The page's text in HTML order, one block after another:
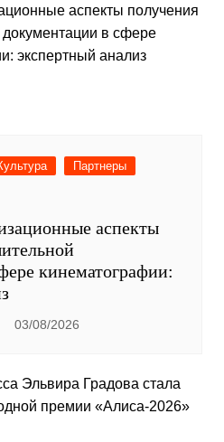
Партнеры
аспекты
кинематографии:
03/08/2026